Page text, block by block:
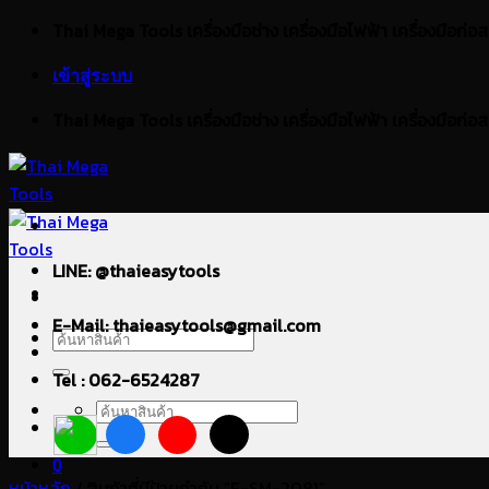
เข้าสู่ระบบ
ค้นหา:
ค้นหา:
0
LINE: @thaieasytools
E-Mail: thaieasytools@gmail.com
Tel : 062-6524287